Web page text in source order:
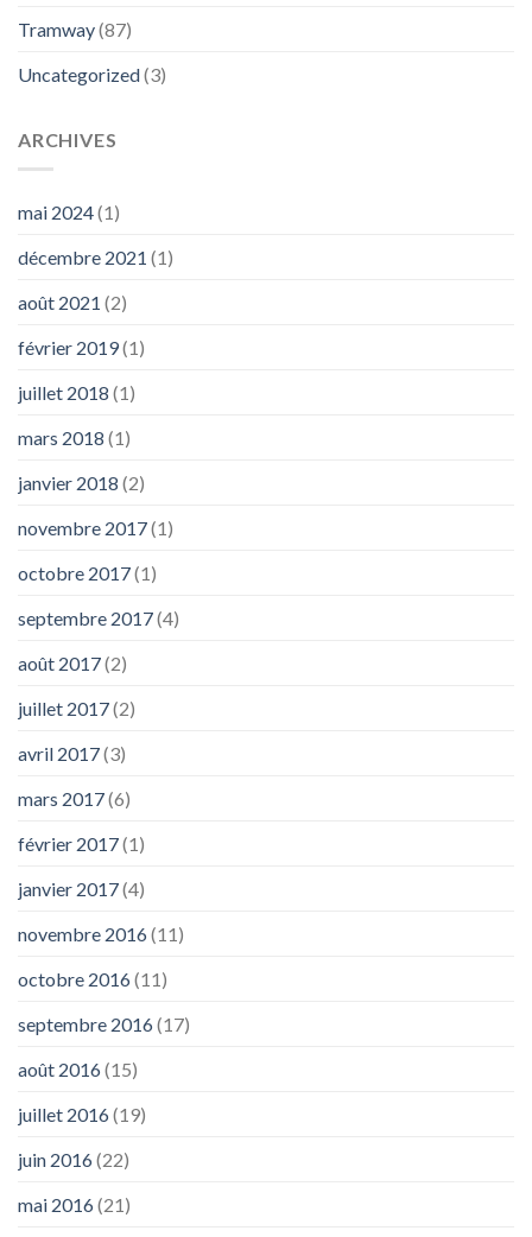
Tramway(87)
Uncategorized(3)
ARCHIVES
mai 2024(1)
décembre 2021 (1)
août 2021 (2)
février 2019(1)
juillet 2018 (1)
mars 2018 (1)
janvier 2018 (2)
novembre 2017(1)
octobre 2017(1)
septembre 2017(4)
août 2017(2)
juillet 2017(2)
avril 2017(3)
mars 2017(6)
février 2017(1)
janvier 2017(4)
novembre 2016(11)
octobre 2016(11)
septembre 2016(17)
août 2016(15)
juillet 2016(19)
juin 2016(22)
mai 2016(21)